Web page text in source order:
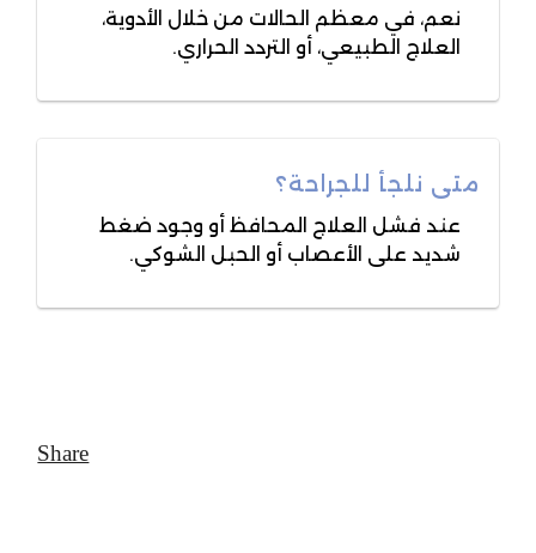
نعم، في معظم الحالات من خلال الأدوية،
العلاج الطبيعي، أو التردد الحراري.
متى نلجأ للجراحة؟
عند فشل العلاج المحافظ أو وجود ضغط
شديد على الأعصاب أو الحبل الشوكي.